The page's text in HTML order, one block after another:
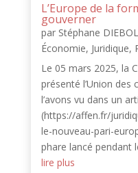
L’Europe de la
gouverner
par Stéphane
Économie, Juridique,
Le 05 mars 2025, la
présenté l’Union
l’avons vu dans un
(https://affen.fr/
le-nouveau-pari-
phare lancé pendant
lire plus